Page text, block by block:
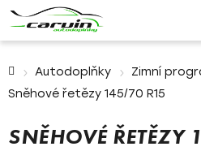
Autodoplňky Zimní
Sněhové řetězy 145/70 R15
SNĚHOVÉ